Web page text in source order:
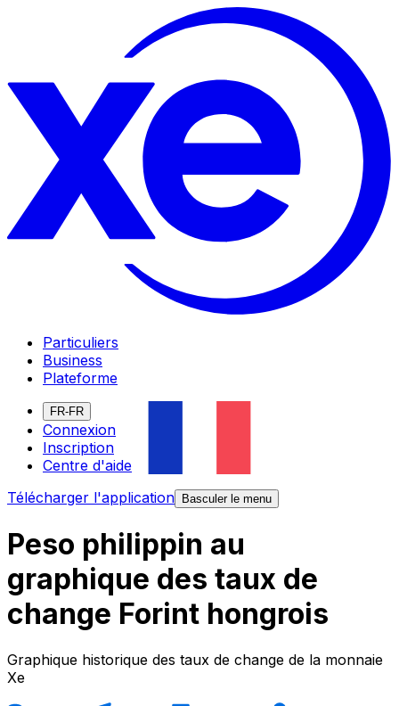
Particuliers
Business
Plateforme
FR-FR
Connexion
Inscription
Centre d'aide
Télécharger l'application
Basculer le menu
Peso philippin au
graphique des taux de
change Forint hongrois
Graphique historique des taux de change de la monnaie
Xe